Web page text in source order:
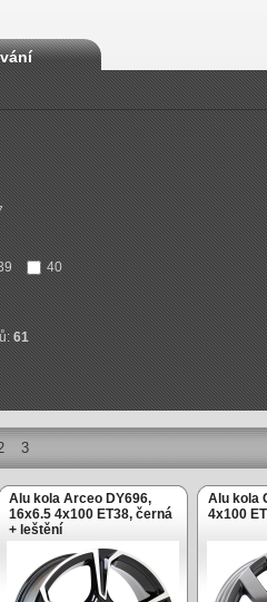
40
61
3
Alu kola Arceo DY696,
16x6.5 4x100 ET38, černá
+ leštění
Alu kola
4x100